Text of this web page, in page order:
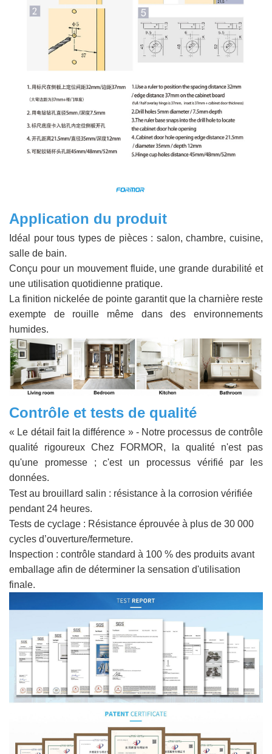
Application du produit
Idéal pour tous types de pièces : salon, chambre, cuisine,
salle de bain.
Conçu pour un mouvement fluide, une grande durabilité et
une utilisation quotidienne pratique.
La finition nickelée de pointe garantit que la charnière reste
exempte de rouille même dans des environnements
humides.
Contrôle et tests de qualité
« Le détail fait la différence » - Notre processus de contrôle
qualité rigoureux Chez FORMOR, la qualité n'est pas
qu'une promesse ; c'est un processus vérifié par les
données.
Test au brouillard salin : résistance à la corrosion vérifiée
pendant 24 heures.
Tests de cyclage : Résistance éprouvée à plus de 30 000
cycles d’ouverture/fermeture.
Inspection : contrôle standard à 100 % des produits avant
emballage afin de déterminer la sensation d'utilisation
finale.